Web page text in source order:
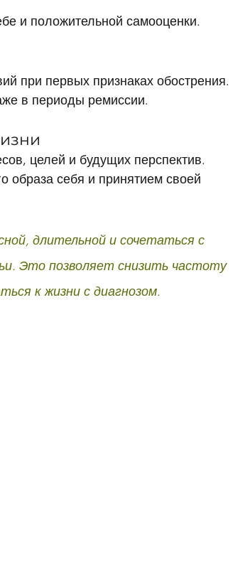
и положительной самооценки.
при первых признаках обострения.
в периоды ремиссии.
целей и будущих перспектив.
образа себя и принятием своей
длительной и сочетаться с
Это позволяет снизить частоту
к жизни с диагнозом.